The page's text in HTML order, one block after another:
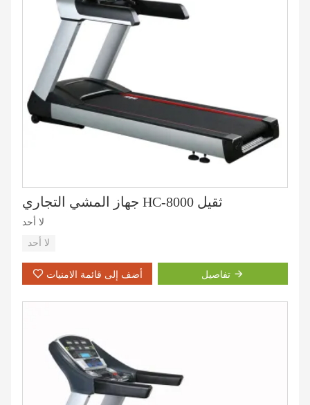
جهاز المشي التجاري HC-8000 ثقيل
لا أحد
لا أحد
أضف إلى قائمة الامنيات تفاصيل